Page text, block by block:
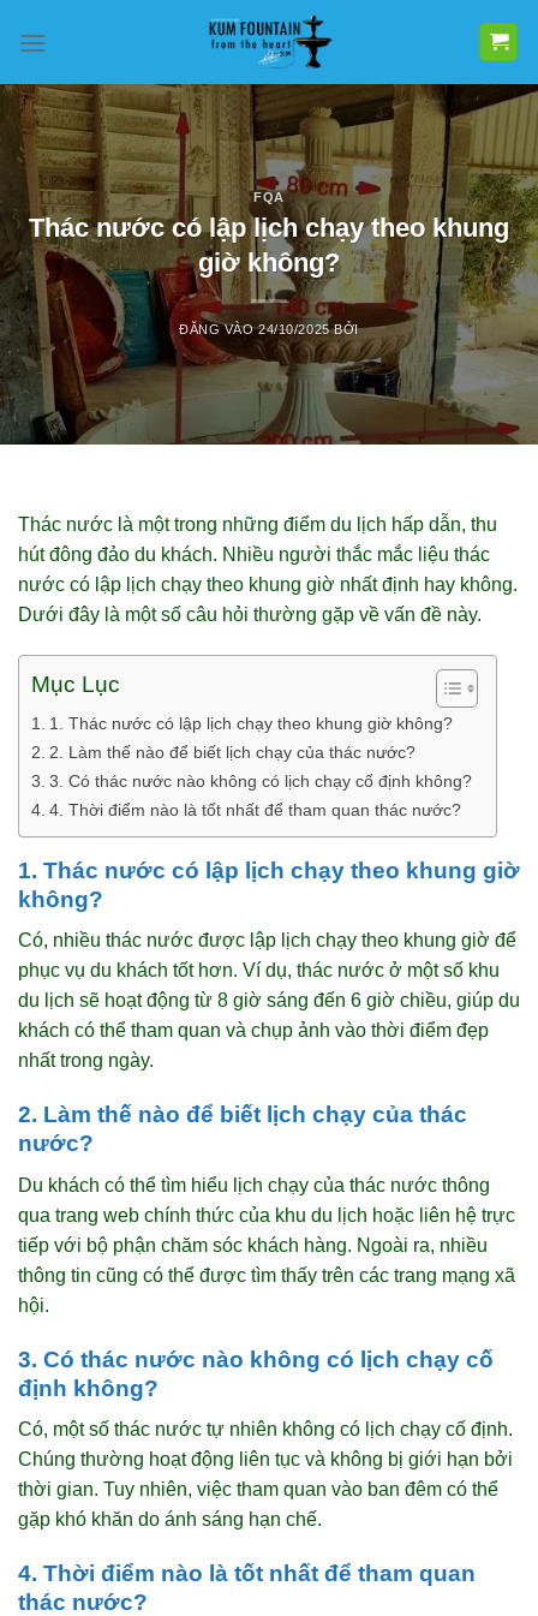
qua
dung
FQA
Thác nước có lập lịch chạy theo khung
giờ không?
ĐĂNG VÀO24/10/2025 BỞI
Thác nước là một trong những điểm du lịch hấp dẫn, thu
hút đông đảo du khách. Nhiều người thắc mắc liệu thác
nước có lập lịch chạy theo khung giờ nhất định hay không.
Dưới đây là một số câu hỏi thường gặp về vấn đề này.
Mục Lục
1. Thác nước có lập lịch chạy theo khung giờ không?
2. Làm thế nào để biết lịch chạy của thác nước?
3. Có thác nước nào không có lịch chạy cố định không?
4. Thời điểm nào là tốt nhất để tham quan thác nước?
1. Thác nước có lập lịch chạy theo khung giờ
không?
Có, nhiều thác nước được lập lịch chạy theo khung giờ để
phục vụ du khách tốt hơn. Ví dụ, thác nước ở một số khu
du lịch sẽ hoạt động từ 8 giờ sáng đến 6 giờ chiều, giúp du
khách có thể tham quan và chụp ảnh vào thời điểm đẹp
nhất trong ngày.
2. Làm thế nào để biết lịch chạy của thác
nước?
Du khách có thể tìm hiểu lịch chạy của thác nước thông
qua trang web chính thức của khu du lịch hoặc liên hệ trực
tiếp với bộ phận chăm sóc khách hàng. Ngoài ra, nhiều
thông tin cũng có thể được tìm thấy trên các trang mạng xã
hội.
3. Có thác nước nào không có lịch chạy cố
định không?
Có, một số thác nước tự nhiên không có lịch chạy cố định.
Chúng thường hoạt động liên tục và không bị giới hạn bởi
thời gian. Tuy nhiên, việc tham quan vào ban đêm có thể
gặp khó khăn do ánh sáng hạn chế.
4. Thời điểm nào là tốt nhất để tham quan
thác nước?